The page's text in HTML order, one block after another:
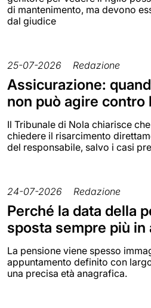
di mantenimento, ma devono
dal giudice
25-07-2026 Redazione
Assicurazione:
non può agire contro
Il Tribunale di Nola chiarisce
chiedere il risarcimento
del responsabile, salvo i casi
24-07-2026 Redazione
Perché la data della
sposta sempre più in
La pensione viene spesso
appuntamento definito con
una precisa età anagrafica.